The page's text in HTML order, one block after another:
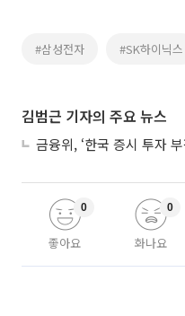
#삼성전자 #SK하이닉스
김범근 기자의 주요 뉴스
좋아요
0
화나요
0